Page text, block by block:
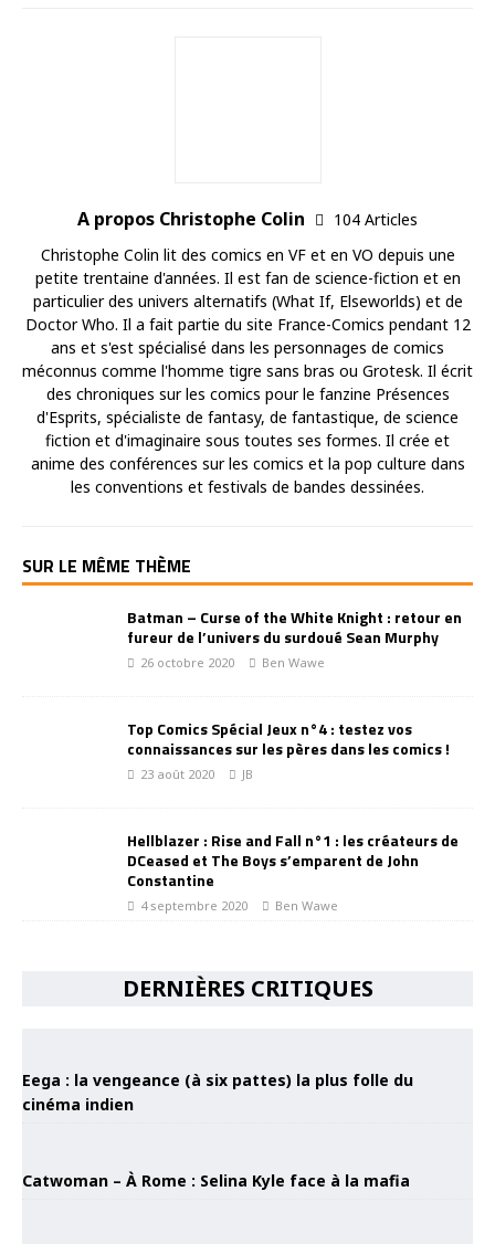
A propos Christophe Colin
104 Articles
Christophe Colin lit des comics en VF et en VO depuis une
petite trentaine d'années. Il est fan de science-fiction et en
particulier des univers alternatifs (What If, Elseworlds) et de
Doctor Who. Il a fait partie du site France-Comics pendant 12
ans et s'est spécialisé dans les personnages de comics
méconnus comme l'homme tigre sans bras ou Grotesk. Il écrit
des chroniques sur les comics pour le fanzine Présences
d'Esprits, spécialiste de fantasy, de fantastique, de science
fiction et d'imaginaire sous toutes ses formes. Il crée et
anime des conférences sur les comics et la pop culture dans
les conventions et festivals de bandes dessinées.
SUR LE MÊME THÈME
Batman – Curse of the White Knight : retour en
fureur de l’univers du surdoué Sean Murphy
26 octobre 2020 Ben Wawe
Top Comics Spécial Jeux n°4 : testez vos
connaissances sur les pères dans les comics !
23 août 2020 JB
Hellblazer : Rise and Fall n°1 : les créateurs de
DCeased et The Boys s’emparent de John
Constantine
4 septembre 2020 Ben Wawe
DERNIÈRES CRITIQUES
Eega : la vengeance (à six pattes) la plus folle du
cinéma indien
Catwoman – À Rome : Selina Kyle face à la mafia